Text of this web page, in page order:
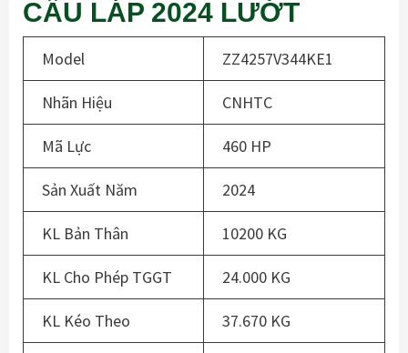
CẦU LÁP 2024 LƯỚT
Model ZZ4257V344KE1
Nhãn Hiệu CNHTC
Mã Lực 460 HP
Sản Xuất Năm 2024
KL Bản Thân 10200 KG
KL Cho Phép TGGT 24.000 KG
KL Kéo Theo 37.670 KG